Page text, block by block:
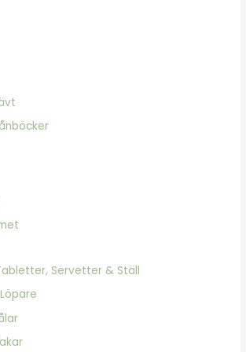
Servetter & Ställ